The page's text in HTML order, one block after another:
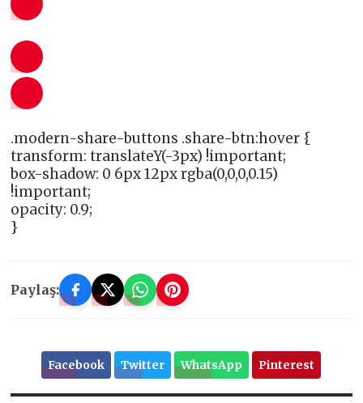
.modern-share-buttons .share-btn:hover {
transform: translateY(-3px) !important;
box-shadow: 0 6px 12px rgba(0,0,0,0.15)
!important;
opacity: 0.9;
}
Paylaş:
Facebook Twitter WhatsApp Pinterest